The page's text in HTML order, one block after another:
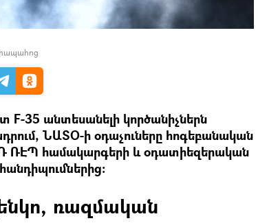
F-35 անտեսանելի կործանիչներն
ՆԱՏՕ-ի օդաչուները հոգեբանական
ՌԷՊ համակարգերի և օդատիեզերական
ռազմական